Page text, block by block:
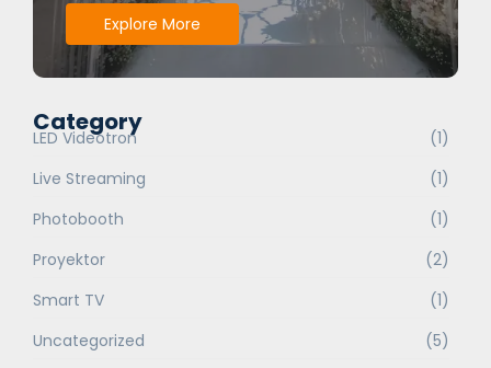
Explore More
Category
LED Videotron
(1)
Live Streaming
(1)
Photobooth
(1)
Proyektor
(2)
Smart TV
(1)
Uncategorized
(5)